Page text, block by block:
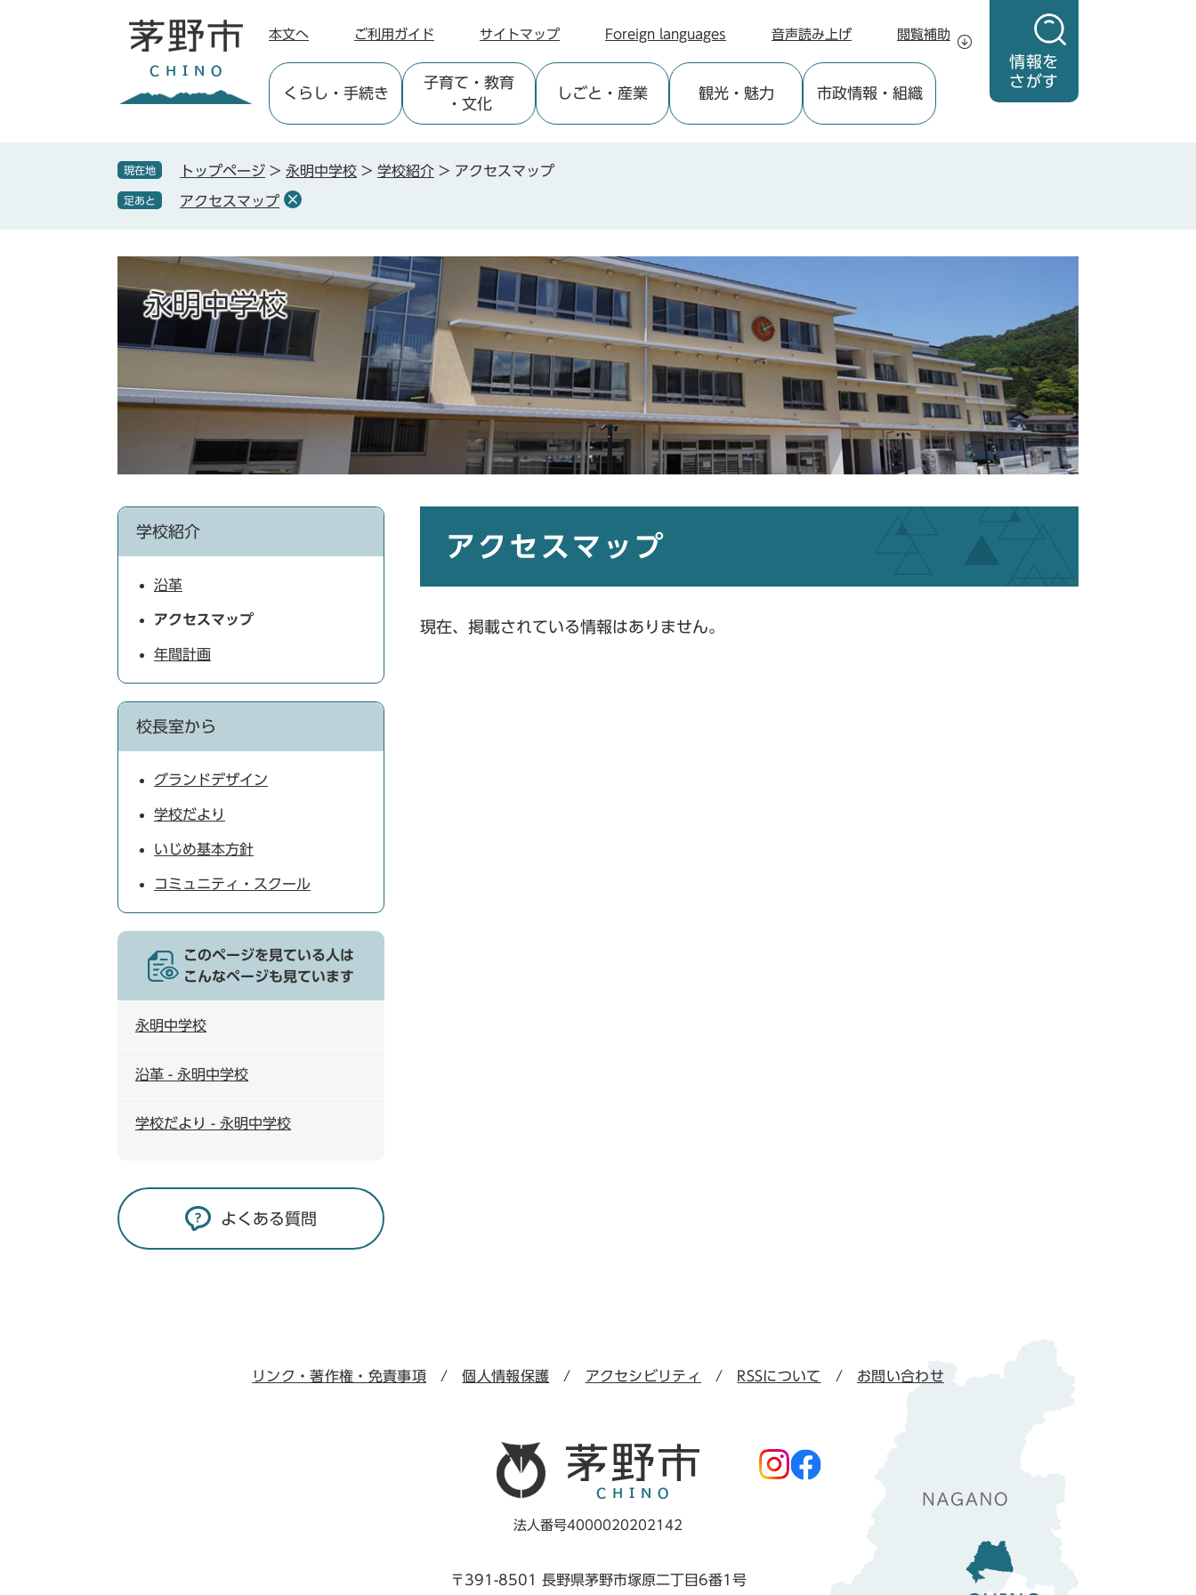
情報を
さがす
本文へ ご利用ガイド サイトマップ Foreign languages 音声読み上げ 閲覧補助
くらし ・手続き
子育て ・教育
・文化
しごと ・産業 観光・魅力 市政情報 ・組織
現在地 トップページ > 永明中学校 > 学校紹介 > アクセスマップ
足あと アクセスマップ
永明中学校
アクセスマップ
現在、掲載されている情報はありません。
学校紹介
沿革
アクセスマップ
年間計画
校長室から
グランドデザイン
学校だより
いじめ基本方針
コミュニティ・スクール
このページを見ている人は
こんなページも見ています
永明中学校
沿革 - 永明中学校
学校だより - 永明中学校
よくある質問
リンク・著作権・免責事項 個人情報保護 アクセシビリティ RSSについて お問い合わせ
法人番号4000020202142
〒391-8501 長野県茅野市塚原二丁目6番1号